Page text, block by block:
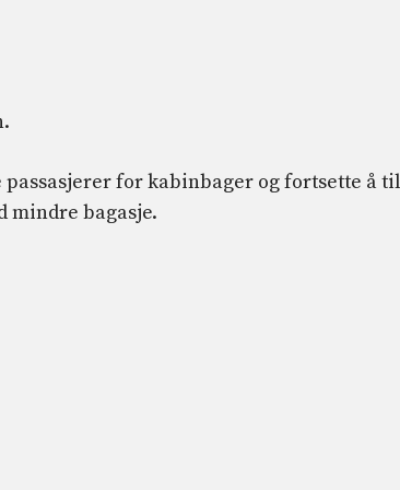
for kabinbager og fortsette å
mindre bagasje.